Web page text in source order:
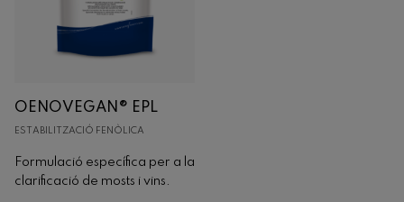
OENOVEGAN® EPL
ESTABILITZACIÓ FENÒLICA
Formulació específica per a la
clarificació de mosts i vins.